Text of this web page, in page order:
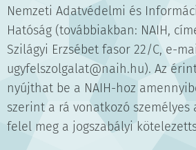
Nemzeti Adatvédelmi és
Hatóság (továbbiakban: NAIH,
Szilágyi Erzsébet fasor 22/C, e-
ugyfelszolgalat@naih.hu). Az
nyújthat be a NAIH-hoz
szerint a rá vonatkozó személyes
felel meg a jogszabályi